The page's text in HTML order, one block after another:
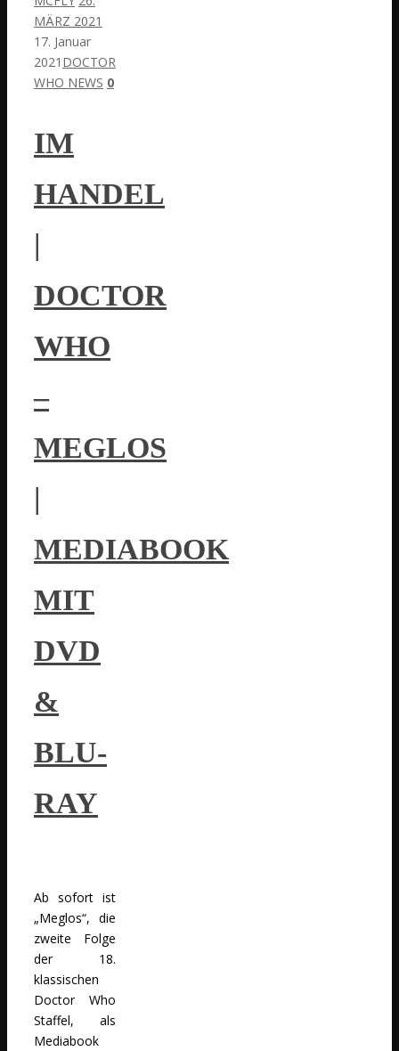
MÄRZ 2021
17. Januar
2021 DOCTOR
WHO NEWS 0
IM
HANDEL
|
DOCTOR
WHO
–
MEGLOS
|
MEDIABOOK
MIT
DVD
&
BLU-
RAY
Ab sofort ist
„Meglos“, die
zweite Folge
der 18.
klassischen
Doctor Who
Staffel, als
Mediabook